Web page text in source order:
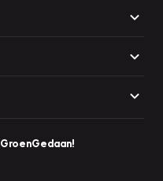
GroenGedaan!